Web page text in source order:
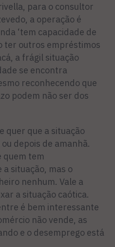
para o consultor
a operação é
‘tem capacidade de
ter ou­tros empréstimos
a frágil situação
se encontra
reconhecendo que
podem não ser dos
quer que a situação
depois de amanhã.
quem tem
situação, mas o
nenhum. Vale a
a si­tuação caótica.
é bem interessante
não vende, as
e o desemprego está